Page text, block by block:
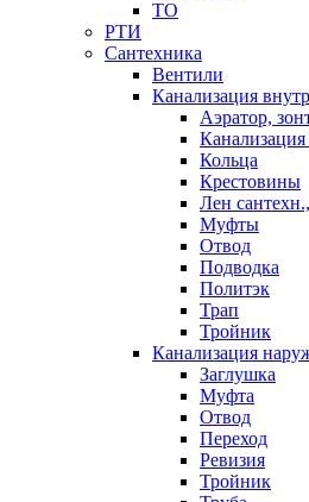
ТО
РТИ
Сантехника
Вентили
Канализация
Аэратор,
Кольца
Крестовины
Лен
Муфты
Отвод
Подводка
Политэк
Трап
Тройник
Канализация
Заглушка
Муфта
Отвод
Переход
Ревизия
Тройник